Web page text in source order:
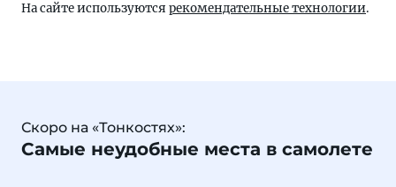
На сайте используются рекомендательные технологии.
Скоро на «Тонкостях»:
Самые неудобные места в самолете